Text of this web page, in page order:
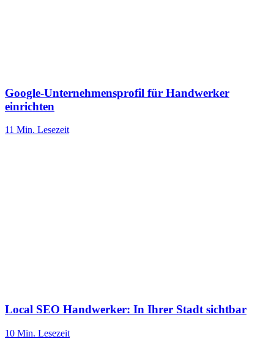
Google-Unternehmensprofil für Handwerker
einrichten
11 Min. Lesezeit
Local SEO Handwerker: In Ihrer Stadt sichtbar
10 Min. Lesezeit